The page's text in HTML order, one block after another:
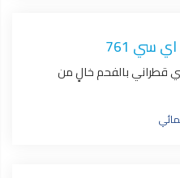
سي 761
قطراني بالفحم خالٍ من